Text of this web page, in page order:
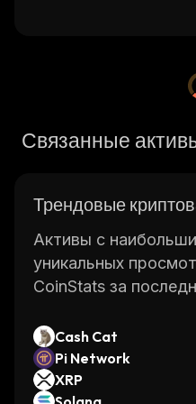
Связанные
Трендовые
Активы с
уникальных
CoinStats за
Cash Cat
Pi Network
XRP